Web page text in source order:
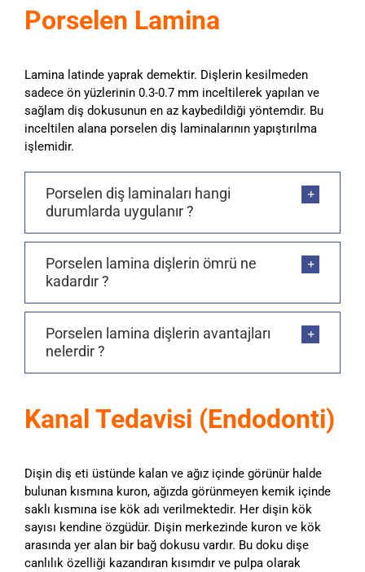
Porselen Lamina
Lamina latinde yaprak demektir. Dişlerin kesilmeden
sadece ön yüzlerinin 0.3-0.7 mm inceltilerek yapılan ve
sağlam diş dokusunun en az kaybedildiği yöntemdir. Bu
inceltilen alana porselen diş laminalarının yapıştırılma
işlemidir.
Porselen diş laminaları hangi
durumlarda uygulanır ?
Porselen lamina dişlerin ömrü ne
kadardır ?
Porselen lamina dişlerin avantajları
nelerdir ?
Kanal Tedavisi (Endodonti)
Dişin diş eti üstünde kalan ve ağız içinde görünür halde
bulunan kısmına kuron, ağızda görünmeyen kemik içinde
saklı kısmına ise kök adı verilmektedir. Her dişin kök
sayısı kendine özgüdür. Dişin merkezinde kuron ve kök
arasında yer alan bir bağ dokusu vardır. Bu doku dişe
canlılık özelliği kazandıran kısımdır ve pulpa olarak